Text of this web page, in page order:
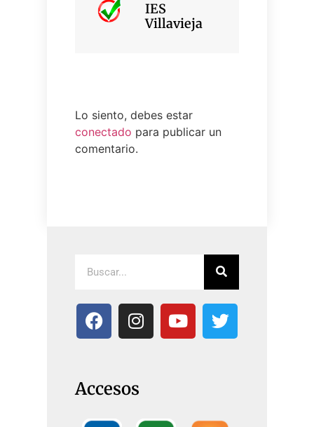
IES
Villavieja
Lo siento, debes estar
conectado para publicar un
comentario.
Accesos